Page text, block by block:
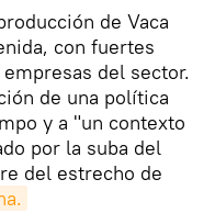
de Vaca
con fuertes
del sector.
de una política
y a "un contexto
por la suba del
del estrecho de